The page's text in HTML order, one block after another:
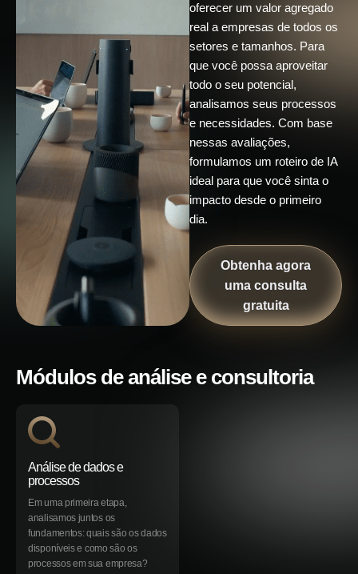
oferecer um valor agregado
real a empresas de todos os
setores e tamanhos. Para
que você possa aproveitar
todo o seu potencial,
analisamos seus processos
e necessidades. Com base
nessas avaliações,
formulamos um roteiro de IA
ideal para que você sinta o
impacto desde o primeiro
dia.
Obtenha agora
uma consulta
gratuita
Módulos de análise e consultoria
Análise de dados e
processos
Em uma primeira etapa,
analisamos juntos os
fundamentos: quais são os dados
disponíveis e como são os
processos em sua empresa?